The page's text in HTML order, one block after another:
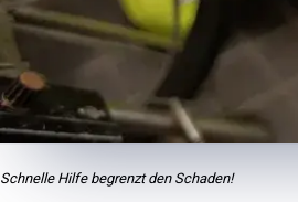
Schnelle Hilfe begrenzt den Schaden!